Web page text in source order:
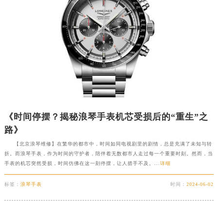
《时间停摆？揭秘浪琴手表机芯受损后的“重生”之
路》
【北京浪琴维修】在繁华的都市中，时间如同电视剧里的剧情，总是充满了未知与转
折。而浪琴手表，作为时间的守护者，陪伴着无数都市人走过每一个重要时刻。然而，当
手表的机芯突然受损，时间仿佛在这一刻停摆，让人措手不及。...详细
标签： 浪琴手表 时间：2024-06-02